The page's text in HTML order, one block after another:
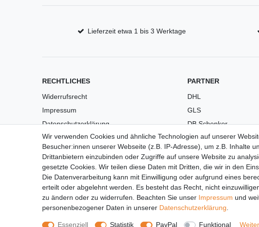
Lieferzeit etwa 1 bis 3 Werktage
RECHTLICHES
Widerrufsrecht
Impressum
Datenschutzerklärung
AGB
Versandkosten
Barrierefreiheit
Anleitungen
Vertrag widerrufen
PARTNER
DHL
GLS
DB Schenker
PaketPLUS
Wir verwenden Cookies und ähnliche Technologien auf unserer
Besucher:innen unserer Webseite (z.B. IP-Adresse), um z.B. Inhalte
Drittanbietern einzubinden oder Zugriffe auf unsere Website zu
gesetzte Cookies. Wir teilen diese Daten mit Dritten, die wir in den
Die Datenverarbeitung kann mit Einwilligung oder aufgrund eines
erteilt oder abgelehnt werden. Es besteht das Recht, nicht
zu ändern oder zu widerrufen. Beachten Sie unser Impressum und
personenbezogener Daten in unserer Daten­schutz­erklärung
Essenziell Statistik PayPal Funktional